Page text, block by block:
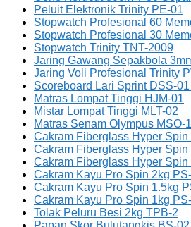
Peluit Elektronik Trinity PE-01
Stopwatch Profesional 60
Stopwatch Profesional 30
Stopwatch Trinity TNT-2009
Jaring Gawang Sepakbola
Jaring Voli Profesional Trinity
Scoreboard Lari Sprint DSS-
Matras Lompat Tinggi HJM-01
Mistar Lompat Tinggi MLT-02
Matras Senam Olympus MSO-
Cakram Fiberglass Hyper
Cakram Fiberglass Hyper
Cakram Fiberglass Hyper
Cakram Kayu Pro Spin 2kg
Cakram Kayu Pro Spin 1.5kg
Cakram Kayu Pro Spin 1kg
Tolak Peluru Besi 2kg TPB-2